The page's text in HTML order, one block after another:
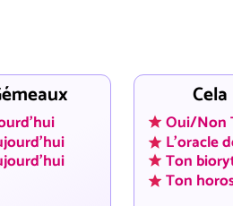
Oui/Non
L'oracle
Ton
Ton